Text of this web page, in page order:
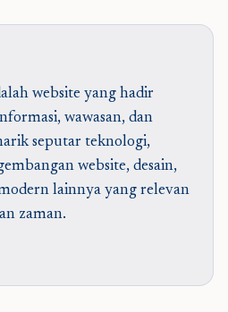
website yang hadir
wawasan, dan
seputar teknologi,
website, desain,
lainnya yang relevan
zaman.